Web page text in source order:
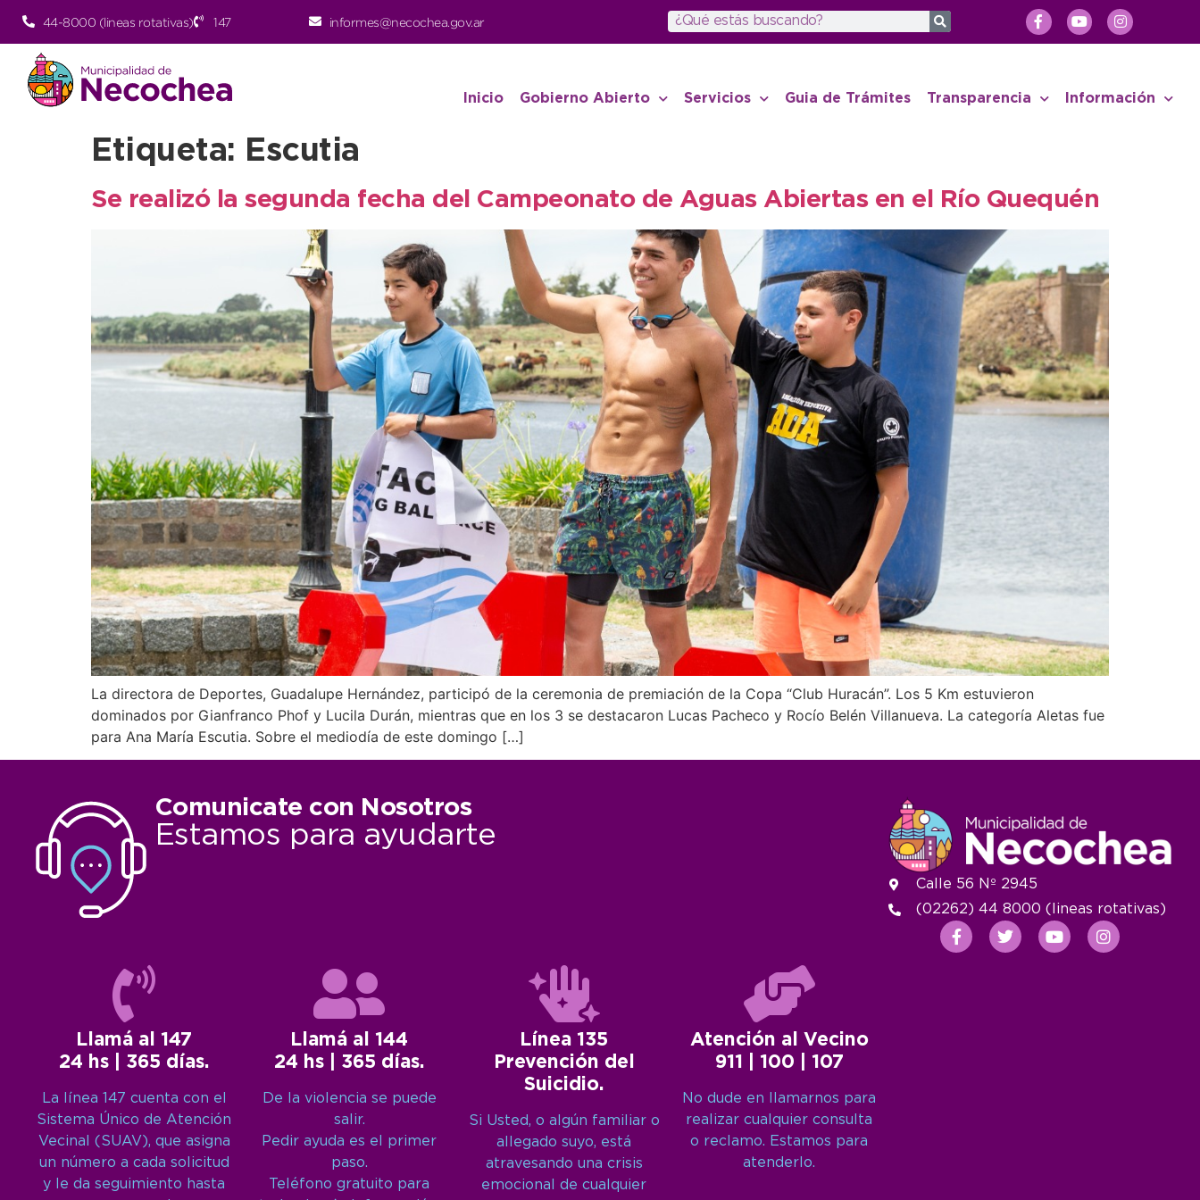
44-8000 (lineas rotativas) 147 informes@necochea.gov.ar
Inicio Gobierno Abierto Servicios Guia de Trámites Transparencia Información
Etiqueta: Escutia
Se realizó la segunda fecha del Campeonato de Aguas Abiertas en el Río Quequén
La directora de Deportes, Guadalupe Hernández, participó de la ceremonia de premiación de la Copa “Club Huracán”. Los 5 Km estuvieron
dominados por Gianfranco Phof y Lucila Durán, mientras que en los 3 se destacaron Lucas Pacheco y Rocío Belén Villanueva. La categoría Aletas fue
para Ana María Escutia. Sobre el mediodía de este domingo […]
Comunicate con Nosotros
Estamos para ayudarte
Llamá al 147
24 hs | 365 días.
La línea 147 cuenta con el
Sistema Único de Atención
Vecinal (SUAV), que asigna
un número a cada solicitud
y le da seguimiento hasta
Llamá al 144
24 hs | 365 días.
De la violencia se puede
salir.
Pedir ayuda es el primer
paso.
Teléfono gratuito para
Línea 135
Prevención del
Suicidio.
Si Usted, o algún familiar o
allegado suyo, está
atravesando una crisis
emocional de cualquier
Atención al Vecino
911 | 100 | 107
No dude en llamarnos para
realizar cualquier consulta
o reclamo. Estamos para
atenderlo.
Calle 56 Nº 2945
(02262) 44 8000 (lineas rotativas)